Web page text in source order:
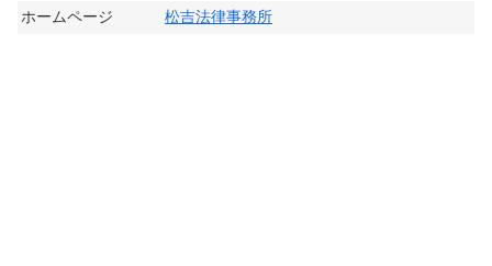
ホームページ
松吉法律事務所